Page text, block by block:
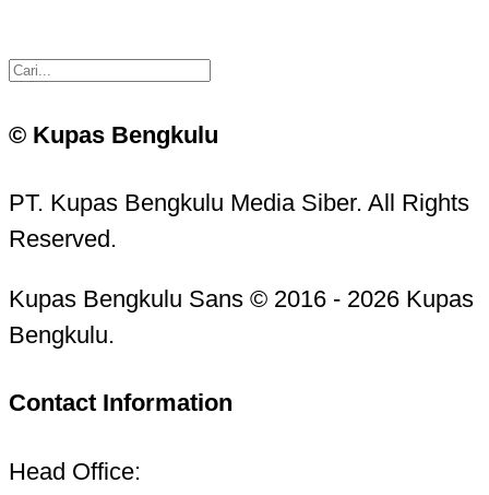
© Kupas Bengkulu
PT. Kupas Bengkulu Media Siber. All Rights
Reserved.
Kupas Bengkulu Sans © 2016 - 2026 Kupas
Bengkulu.
Contact Information
Head Office: